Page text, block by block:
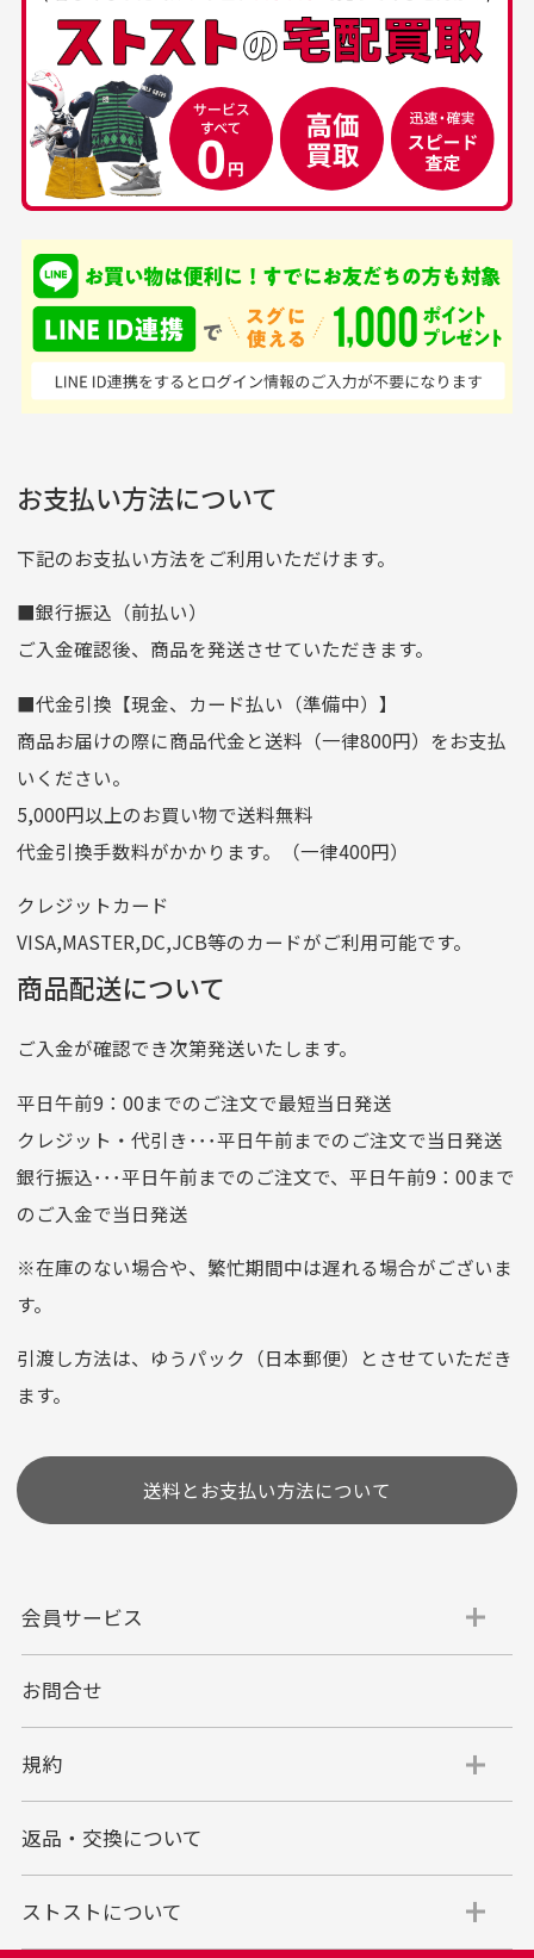
30代男性
中古ゴルフウェアの
品揃えがすごい
て、ここまでゴルフブラ
ンドの取り扱いがあるの
はすごい。 毎日たくさ
んの商品がアップされて
いるので新作チェックす
50代男性
安心して中古ウェア
を買えるお店です
品ですが綺麗に梱包され
ており商品を大切にして
いる感が伝わってきまし
た 「フロント部分に汚
れあり」と記載ありまし
[…]
下さい。
お気に入り機能をご利用下さい。
経年劣化について
当店では商品の管理には細心の注意を払っておりま
すが、経年により素材の劣化やパーツの強度低下が
生じている場合がございます。
銀行振込（前払い）
入金確認後商品発送となります。
※土曜、日曜、祝日は入金確認及び発送業務は致しておりま
せん。
尚、お振込み手数料はお客様ご負担となります。入金確認後
商品発送となります。
ご注文頂いてから7日以内をお振込み期限とさせ
りますのでご了承くださいませ。
支店名
和歌山支店
口座種別
普通
口座番号
0255557
口座名義
株式会社一条
ゆうちょ銀行
ゆうちょ間
記号
14710
他銀行から
店名
四七八（読みヨンナナハチ）
店番
478
預金種目
普通預金
口座番号
0776226
口座名義
株式会社一条
クレジットカード
選びいただけない場合がございます。
代金引換
代引手数料一律400円
す。
代金引換でのお支払い方法は現金のみとなりま
す。
商品代金＋送料(全国一律800円)＋代引手数料(一
申し込まれた商品と届いた商品が異なっている場合
商品説明に記載されていない汚れやダメージがある商品
の場合
お支払い方法について
下記のお支払い方法をご利用いただけます。
■銀行振込（前払い）
ご入金確認後、商品を発送させていただきます。
■代金引換【現金、カード払い（準備中）】
商品お届けの際に商品代金と送料（一律800円）をお支払
いください。
5,000円以上のお買い物で送料無料
代金引換手数料がかかります。（一律400円）
クレジットカード
VISA,MASTER,DC,JCB等のカードがご利用可能です。
商品配送について
ご入金が確認でき次第発送いたします。
平日午前9：00までのご注文で最短当日発送
クレジット・代引き･･･平日午前までのご注文で当日発送
銀行振込･･･平日午前までのご注文で、平日午前9：00まで
のご入金で当日発送
※在庫のない場合や、繁忙期間中は遅れる場合がございま
す。
引渡し方法は、ゆうパック（日本郵便）とさせていただき
ます。
送料とお支払い方法について
会員サービス
お問合せ
規約
返品・交換について
ストストについて